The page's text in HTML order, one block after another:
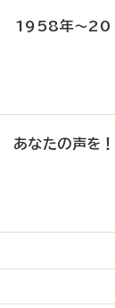
1958年～20
なたの声を！